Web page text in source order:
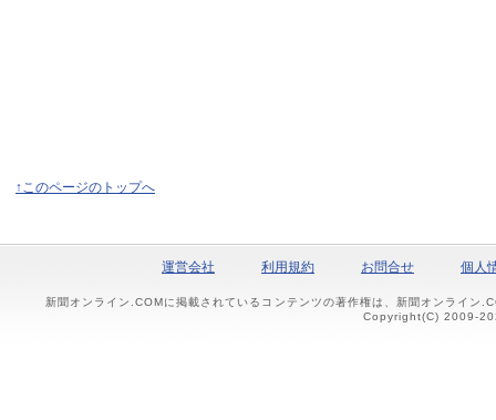
↑このページのトップへ
運営会社 利用規約 お問合せ 個人
新聞オンライン.COMに掲載されているコンテンツの著作権は、新聞オンライン
Copyright(C) 2009-